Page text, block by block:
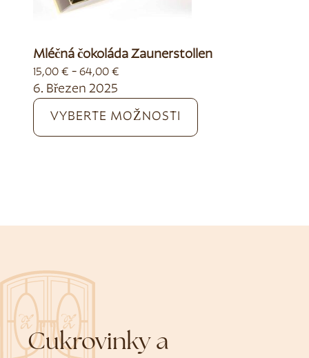
Mléčná čokoláda Zaunerstollen
15,00 € - 64,00 €
6. Březen 2025
VYBERTE MOŽNOSTI
Cukrovinky a